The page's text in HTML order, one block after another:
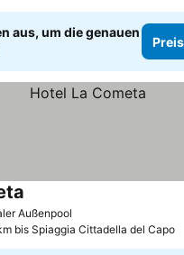
aus, um die genauen
Außenpool
bis Spiaggia Cittadella del Capo